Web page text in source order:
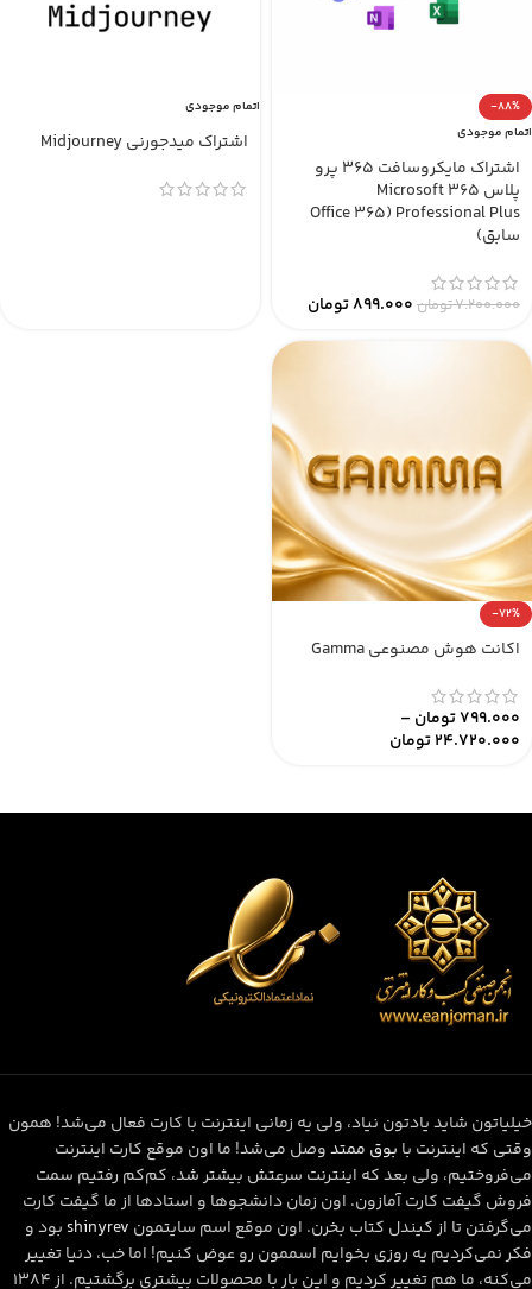
-88%
اتمام موجودی
اشتراک مایکروسافت 365 پرو
پلاس Microsoft 365
Professional Plus (Office 365
سابق)
7.200.000تومان 899.000تومان
اتمام موجودی
اشتراک میدجورنی Midjourney
-72%
اکانت هوش مصنوعی Gamma
799.000تومان –
24.720.000تومان
خیلیاتون شاید یادتون نیاد، ولی یه زمانی اینترنت با کارت فعال می‌شد! همون
وقتی که اینترنت با بوق ممتدوصل می‌شد! ما اون موقع کارت اینترنت
می‌فروختیم، ولی بعد که اینترنت سرعتش بیشتر شد، کم‌کم رفتیم سمت
فروش گیفت کارت آمازون. اون زمان دانشجوها و استادها از ما گیفت کارت
می‌گرفتن تا از کیندل کتاب بخرن. اون موقع اسم سایتمون shinyrevبود و
فکر نمی‌کردیم یه روزی بخوایم اسممون رو عوض کنیم! اما خب، دنیا تغییر
می‌کنه، ما هم تغییر کردیم و این بار با محصولات بیشتری برگشتیم. از ۱۳۸۴